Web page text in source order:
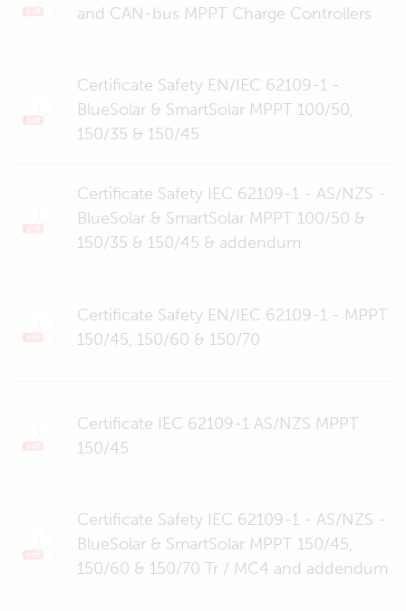
and CAN-bus MPPT Charge Controllers
Certificate Safety EN/IEC 62109-1 -
BlueSolar & SmartSolar MPPT 100/50,
150/35 & 150/45
Certificate Safety IEC 62109-1 - AS/NZS -
BlueSolar & SmartSolar MPPT 100/50 &
150/35 & 150/45 & addendum
Certificate Safety EN/IEC 62109-1 - MPPT
150/45, 150/60 & 150/70
Certificate IEC 62109-1 AS/NZS MPPT
150/45
Certificate Safety IEC 62109-1 - AS/NZS -
BlueSolar & SmartSolar MPPT 150/45,
150/60 & 150/70 Tr / MC4 and addendum